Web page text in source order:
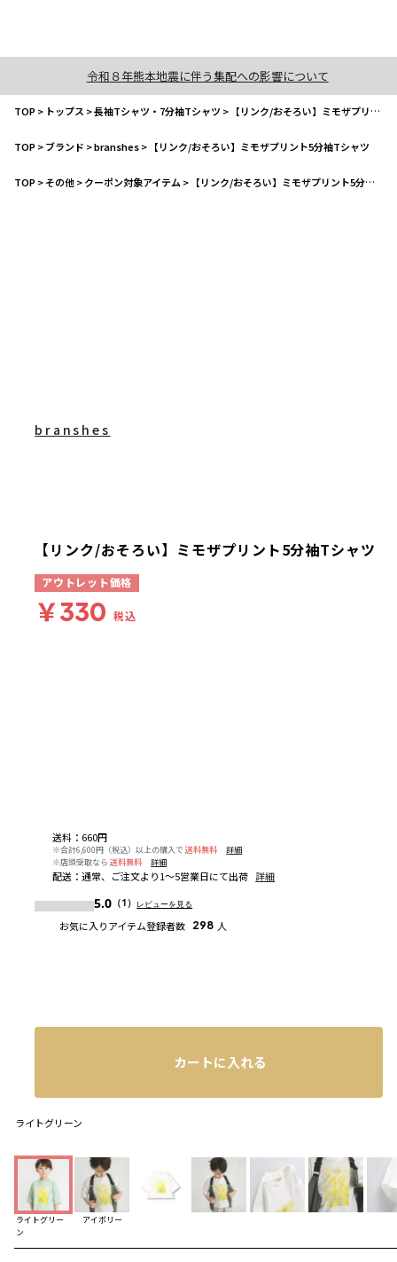
令和８年熊本地震に伴う集配への影響について
TOP> トップス >長袖Tシャツ・7分袖Tシャツ > 【リンク/おそろい】ミモザプリント5分袖Tシャツ
TOP>ブランド >branshes> 【リンク/おそろい】ミモザプリント5分袖Tシャツ
TOP>その他>クーポン対象アイテム > 【リンク/おそろい】ミモザプリント5分袖Tシャツ
ライトグリーン
ライトグリー
ン
アイボリー
送料 ： 660円
※合計6,600円（税込）以上の購入で 送料無料
詳細
※店頭受取なら 送料無料 詳細
配送 ：通常、ご注文より1～5営業日にて出荷 詳細
5.0 （1） レビューを見る
お気に入りアイテム登録者数 298 人
branshes
【リンク/おそろい】ミモザプリント5分袖Tシャツ
アウトレット価格
￥330 税込
カートに入れる